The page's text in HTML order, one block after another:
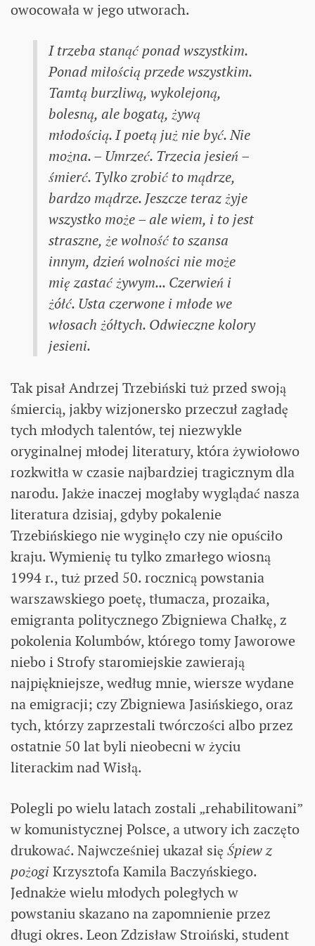
owocowała w jego utworach.
I trzeba stanąć ponad wszystkim.
Ponad miłością przede wszystkim.
Tamtą burzliwą, wykolejoną,
bolesną, ale bogatą, żywą
młodością. I poetą już nie być. Nie
można. – Umrzeć. Trzecia jesień –
śmierć. Tylko zrobić to mądrze,
bardzo mądrze. Jeszcze teraz żyje
wszystko może – ale wiem, i to jest
straszne, że wolność to szansa
innym, dzień wolności nie może
mię zastać żywym... Czerwień i
żółć. Usta czerwone i młode we
włosach żółtych. Odwieczne kolory
jesieni.
Tak pisał Andrzej Trzebiński tuż przed swoją
śmiercią, jakby wizjonersko przeczuł zagładę
tych młodych talentów, tej niezwykle
oryginalnej młodej literatury, która żywiołowo
rozkwitła w czasie najbardziej tragicznym dla
narodu. Jakże inaczej mogłaby wyglądać nasza
literatura dzisiaj, gdyby pokalenie
Trzebińskiego nie wyginęło czy nie opuściło
kraju. Wymienię tu tylko zmarłego wiosną
1994 r., tuż przed 50. rocznicą powstania
warszawskiego poetę, tłumacza, prozaika,
emigranta politycznego Zbigniewa Chałkę, z
pokolenia Kolumbów, którego tomy Jaworowe
niebo i Strofy staromiejskie zawierają
najpiękniejsze, według mnie, wiersze wydane
na emigracji; czy Zbigniewa Jasińskiego, oraz
tych, którzy zaprzestali twórczości albo przez
ostatnie 50 lat byli nieobecni w życiu
literackim nad Wisłą.
Polegli po wielu latach zostali „rehabilitowani”
w komunistycznej Polsce, a utwory ich zaczęto
drukować. Najwcześniej ukazał się Śpiew z
pożogiKrzysztofa Kamila Baczyńskiego.
Jednakże wielu młodych poległych w
powstaniu skazano na zapomnienie przez
długi okres. Leon Zdzisław Stroiński, student